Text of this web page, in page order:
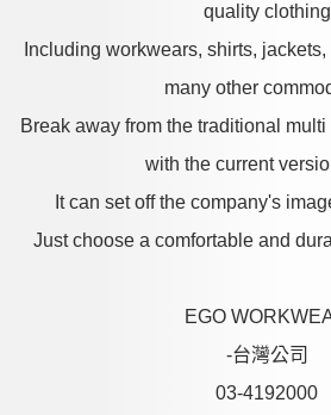
quality clothing
Including workwears, shirts,
many other
Break away from the traditional
with the current
It can set off the company's
Just choose a comfortable and
EGO
-台灣公司
03-4192000